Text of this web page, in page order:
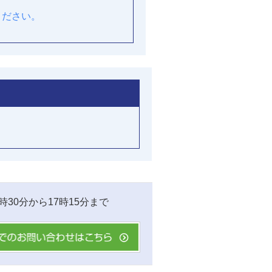
さい。
30分から17時15分まで